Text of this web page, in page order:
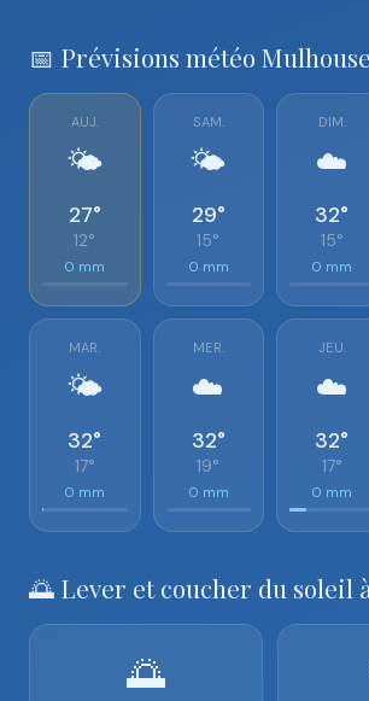
📅 Prévisions météo
AUJ.
🌤️
27°
12°
0 mm
SAM.
🌤️
29°
15°
0 mm
DIM.
☁️
32°
15°
0 mm
MAR.
🌤️
32°
17°
0 mm
MER.
☁️
32°
19°
0 mm
JEU.
☁️
32°
17°
0 mm
🌅 Lever et coucher du soleil
🌅